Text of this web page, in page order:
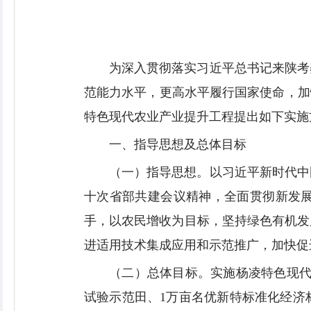
为深入贯彻落实习近平总书记来陕
范能力水平，更高水平履行国家使命，
特色现代农业产业提升工程提出如下实
一、指导思想及总体目标
（一）指导思想。以习近平新时代
十次省部共建会议精神，全面贯彻新发
手，以农民增收为目标，坚持绿色有机
进适用技术集成应用和示范推广，加快
（二）总体目标。实施杨凌特色现
试验示范田、1万亩名优新特标准化经